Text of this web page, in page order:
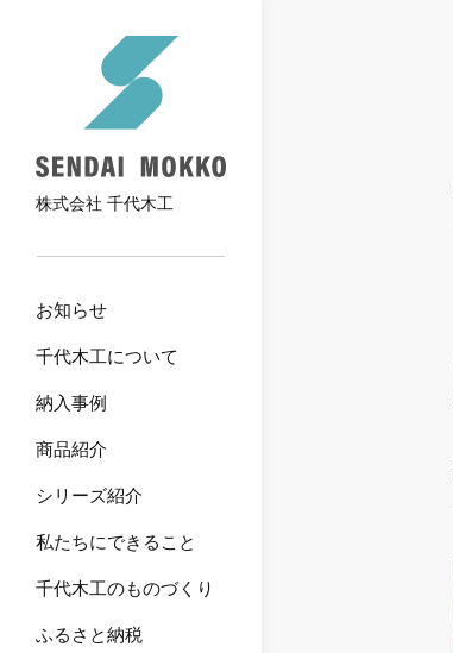
株式会社 千代木工
お知らせ
千代木工について
納入事例
商品紹介
シリーズ紹介
私たちにできること
千代木工のものづくり
ふるさと納税